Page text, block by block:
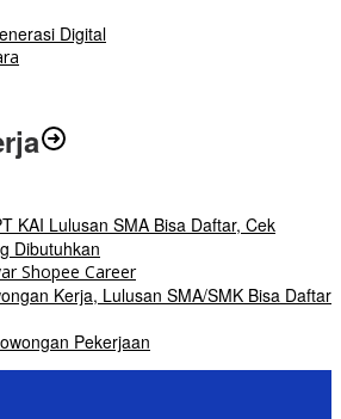
Digital
KAI Lulusan SMA Bisa Daftar, Cek
Dibutuhkan
Kerja, Lulusan SMA/SMK Bisa Daftar
Pekerjaan